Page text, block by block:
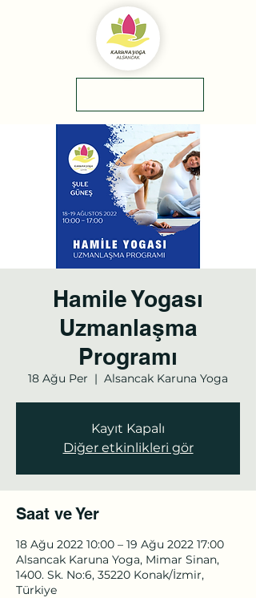
Hamile Yogası
Uzmanlaşma
Programı
18 Ağu Per
  |
Alsancak Karuna Yoga
Kayıt Kapalı
Diğer etkinlikleri gör
Saat ve Yer
18 Ağu 2022 10:00 – 19 Ağu 2022 17:00
Alsancak Karuna Yoga, Mimar Sinan,
1400. Sk. No:6, 35220 Konak/İzmir,
Türkiye